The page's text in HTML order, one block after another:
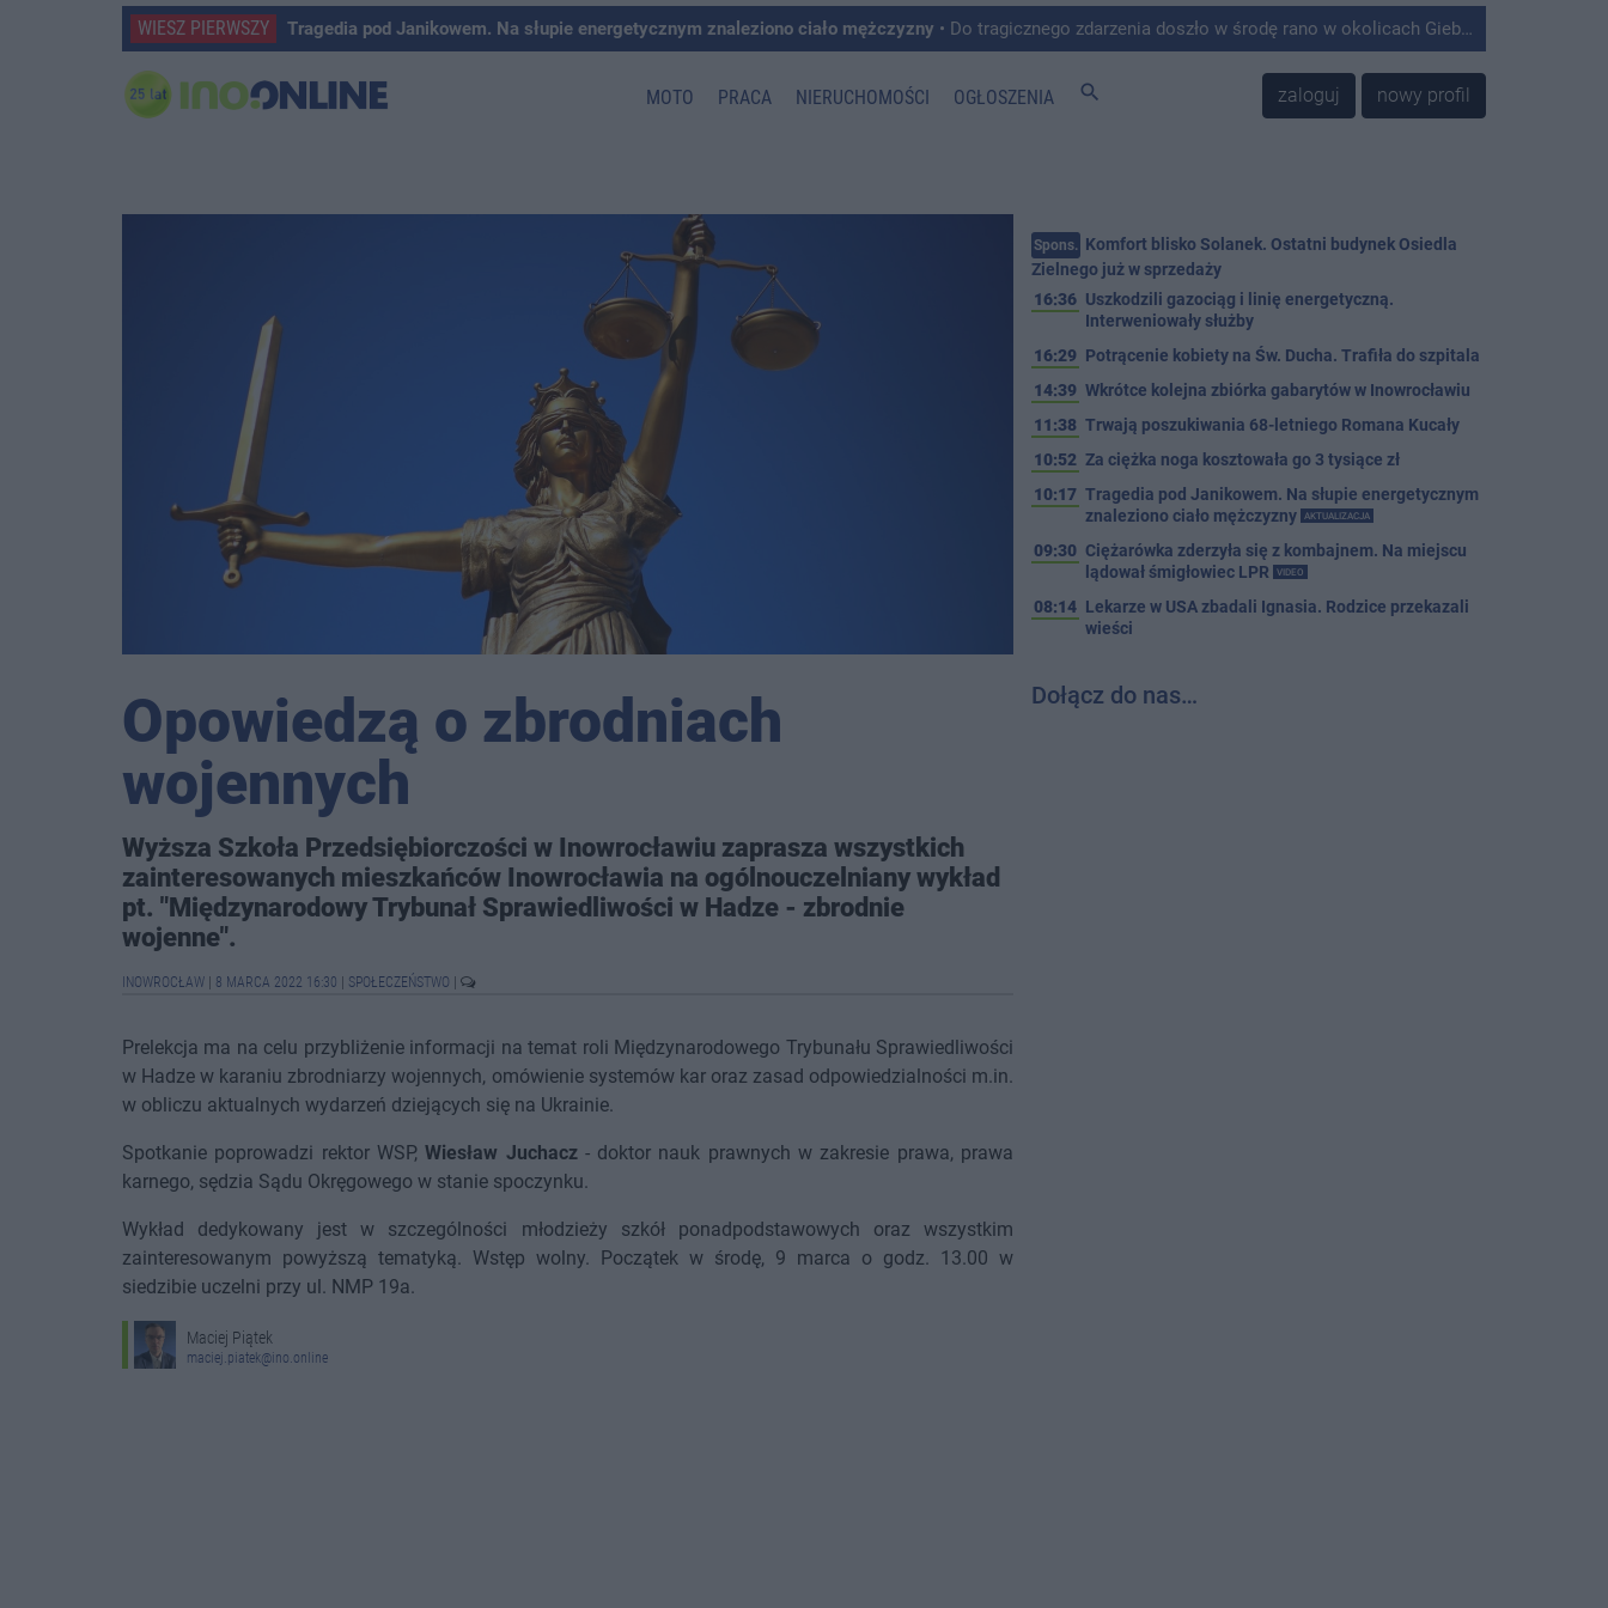
WIESZ PIERWSZY Tragedia pod Janikowem. Na słupie energetycznym znaleziono ciało mężczyzny • Do tragicznego zdarzenia doszło w środę rano w okolicach Giebni koło Janikowa. Wówczas na słupie energetycznym odnaleziono ciało mężczyzny.
MOTO PRACA NIERUCHOMOŚCI OGŁOSZENIA search zaloguj nowy profil
Opowiedzą o zbrodniach
wojennych
Wyższa Szkoła Przedsiębiorczości w Inowrocławiu zaprasza wszystkich
zainteresowanych mieszkańców Inowrocławia na ogólnouczelniany wykład
pt. "Międzynarodowy Trybunał Sprawiedliwości w Hadze - zbrodnie
wojenne".
INOWROCŁAW 8 MARCA 2022 16:30 SPOŁECZEŃSTWO
Prelekcja ma na celu przybliżenie informacji na temat roli Międzynarodowego Trybunału Sprawiedliwości
w Hadze w karaniu zbrodniarzy wojennych, omówienie systemów kar oraz zasad odpowiedzialności m.in.
w obliczu aktualnych wydarzeń dziejących się na Ukrainie.
Spotkanie poprowadzi rektor WSP,Wiesław Juchacz- doktor nauk prawnych w zakresie prawa, prawa
karnego, sędzia Sądu Okręgowego w stanie spoczynku.
Wykład dedykowany jest w szczególności młodzieży szkół ponadpodstawowych oraz wszystkim
zainteresowanym powyższą tematyką. Wstęp wolny. Początek w środę, 9 marca o godz. 13.00 w
siedzibie uczelni przy ul. NMP 19a.
Maciej Piątek
maciej.piatek@ino.online
Spons. Komfort blisko Solanek. Ostatni budynek Osiedla
Zielnego już w sprzedaży
16:36 Uszkodzili gazociąg i linię energetyczną.
Interweniowały służby
16:29 Potrącenie kobiety na Św. Ducha. Trafiła do szpitala
14:39 Wkrótce kolejna zbiórka gabarytów w Inowrocławiu
11:38 Trwają poszukiwania 68-letniego Romana Kucały
10:52 Za ciężka noga kosztowała go 3 tysiące zł
10:17 Tragedia pod Janikowem. Na słupie energetycznym
znaleziono ciało mężczyzny
AKTUALIZACJA
09:30 Ciężarówka zderzyła się z kombajnem. Na miejscu
lądował śmigłowiec LPR
VIDEO
08:14 Lekarze w USA zbadali Ignasia. Rodzice przekazali
wieści
Dołącz do nas…